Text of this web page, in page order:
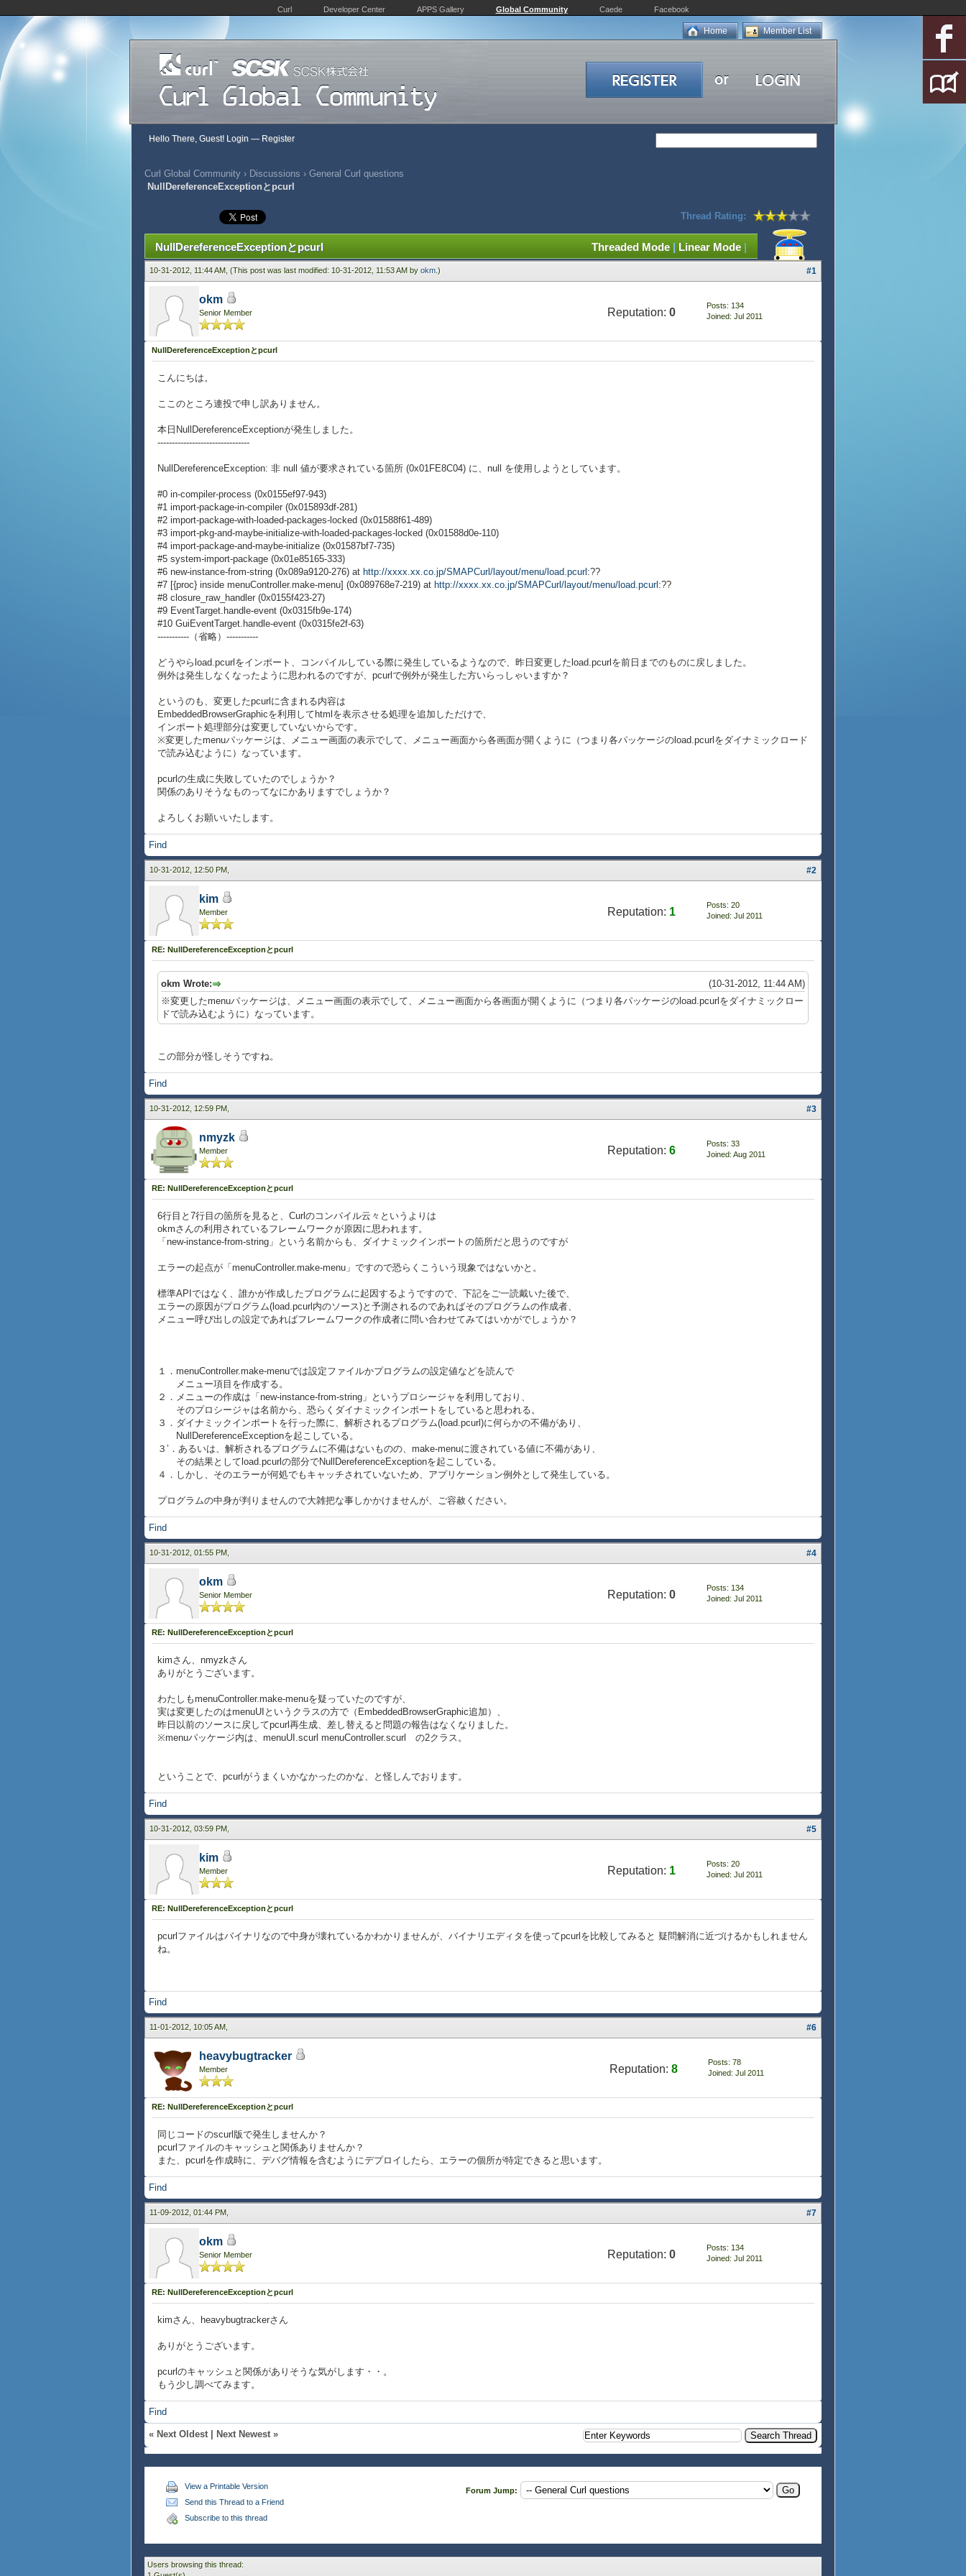
Curl Developer Center APPS Gallery Global Community Caede Facebook
Member List
Home
Hello There, Guest! Login — Register
Curl Global Community › Discussions › General Curl questions
NullDereferenceExceptionとpcurl
Thread Rating:
Threaded Mode | Linear Mode |
NullDereferenceExceptionとpcurl
10-31-2012, 11:44 AM, (This post was last modified: 10-31-2012, 11:53 AM by okm .) #1
okm
Senior Member Reputation: 0
Posts: 134
Joined: Jul 2011
NullDereferenceExceptionとpcurl
こんにちは。
ここのところ連投で申し訳ありません。
本日NullDereferenceExceptionが発生しました。
--------------------------------
NullDereferenceException: 非 null 値が要求されている箇所 (0x01FE8C04) に、null を使用しようとしています。
#0 in-compiler-process (0x0155ef97-943)
#1 import-package-in-compiler (0x015893df-281)
#2 import-package-with-loaded-packages-locked (0x01588f61-489)
#3 import-pkg-and-maybe-initialize-with-loaded-packages-locked (0x01588d0e-110)
#4 import-package-and-maybe-initialize (0x01587bf7-735)
#5 system-import-package (0x01e85165-333)
#6 new-instance-from-string (0x089a9120-276) at http://xxxx.xx.co.jp/SMAPCurl/layout/menu/load.pcurl :??
#7 [{proc} inside menuController.make-menu] (0x089768e7-219) at http://xxxx.xx.co.jp/SMAPCurl/layout/menu/load.pcurl :??
#8 closure_raw_handler (0x0155f423-27)
#9 EventTarget.handle-event (0x0315fb9e-174)
#10 GuiEventTarget.handle-event (0x0315fe2f-63)
-----------（省略）-----------
どうやらload.pcurlをインポート、コンパイルしている際に発生しているようなので、昨日変更したload.pcurlを前日までのものに戻しました。
例外は発生しなくなったように思われるのですが、pcurlで例外が発生した方いらっしゃいますか？
というのも、変更したpcurlに含まれる内容は
EmbeddedBrowserGraphicを利用してhtmlを表示させる処理を追加しただけで、
インポート処理部分は変更していないからです。
※変更したmenuパッケージは、メニュー画面の表示でして、メニュー画面から各画面が開くように（つまり各パッケージのload.pcurlをダイナミックロード
で読み込むように）なっています。
pcurlの生成に失敗していたのでしょうか？
関係のありそうなものってなにかありますでしょうか？
よろしくお願いいたします。
Find
10-31-2012, 12:50 PM, #2
kim
Member Reputation: 1
Posts: 20
Joined: Jul 2011
RE: NullDereferenceExceptionとpcurl
(10-31-2012, 11:44 AM)
okm Wrote:
※変更したmenuパッケージは、メニュー画面の表示でして、メニュー画面から各画面が開くように（つまり各パッケージのload.pcurlをダイナミックロー
ドで読み込むように）なっています。
この部分が怪しそうですね。
Find
10-31-2012, 12:59 PM, #3
nmyzk
Member Reputation: 6
Posts: 33
Joined: Aug 2011
RE: NullDereferenceExceptionとpcurl
6行目と7行目の箇所を見ると、Curlのコンパイル云々というよりは
okmさんの利用されているフレームワークが原因に思われます。
「new-instance-from-string」という名前からも、ダイナミックインポートの箇所だと思うのですが
エラーの起点が「menuController.make-menu」ですので恐らくこういう現象ではないかと。
標準APIではなく、誰かが作成したプログラムに起因するようですので、下記をご一読戴いた後で、
エラーの原因がプログラム(load.pcurl内のソース)と予測されるのであればそのプログラムの作成者、
メニュー呼び出しの設定であればフレームワークの作成者に問い合わせてみてはいかがでしょうか？
１．menuController.make-menuでは設定ファイルかプログラムの設定値などを読んで
メニュー項目を作成する。
２．メニューの作成は「new-instance-from-string」というプロシージャを利用しており、
そのプロシージャは名前から、恐らくダイナミックインポートをしていると思われる。
３．ダイナミックインポートを行った際に、解析されるプログラム(load.pcurl)に何らかの不備があり、
NullDereferenceExceptionを起こしている。
３’．あるいは、解析されるプログラムに不備はないものの、make-menuに渡されている値に不備があり、
その結果としてload.pcurlの部分でNullDereferenceExceptionを起こしている。
４．しかし、そのエラーが何処でもキャッチされていないため、アプリケーション例外として発生している。
プログラムの中身が判りませんので大雑把な事しかかけませんが、ご容赦ください。
Find
10-31-2012, 01:55 PM, #4
okm
Senior Member Reputation: 0
Posts: 134
Joined: Jul 2011
RE: NullDereferenceExceptionとpcurl
kimさん、nmyzkさん
ありがとうございます。
わたしもmenuController.make-menuを疑っていたのですが、
実は変更したのはmenuUIというクラスの方で（EmbeddedBrowserGraphic追加）、
昨日以前のソースに戻してpcurl再生成、差し替えると問題の報告はなくなりました。
※menuパッケージ内は、menuUI.scurl menuController.scurl の2クラス。
ということで、pcurlがうまくいかなかったのかな、と怪しんでおります。
Find
10-31-2012, 03:59 PM, #5
kim
Member Reputation: 1
Posts: 20
Joined: Jul 2011
RE: NullDereferenceExceptionとpcurl
pcurlファイルはバイナリなので中身が壊れているかわかりませんが、バイナリエディタを使ってpcurlを比較してみると 疑問解消に近づけるかもしれません
ね。
Find
11-01-2012, 10:05 AM, #6
heavybugtracker
Member Reputation: 8
Posts: 78
Joined: Jul 2011
RE: NullDereferenceExceptionとpcurl
同じコードのscurl版で発生しませんか？
pcurlファイルのキャッシュと関係ありませんか？
また、pcurlを作成時に、デバグ情報を含むようにデプロイしたら、エラーの個所が特定できると思います。
Find
11-09-2012, 01:44 PM, #7
okm
Senior Member Reputation: 0
Posts: 134
Joined: Jul 2011
RE: NullDereferenceExceptionとpcurl
kimさん、heavybugtrackerさん
ありがとうございます。
pcurlのキャッシュと関係がありそうな気がします・・。
もう少し調べてみます。
Find
« Next Oldest Next Newest »
View a Printable Version
Send this Thread to a Friend
Subscribe to this thread
Forum Jump:
Users browsing this thread: